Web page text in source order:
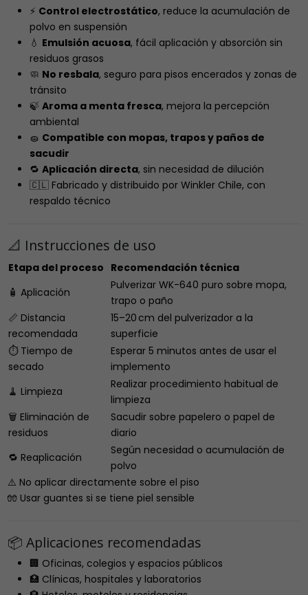
⚡ Control electrostático, reduce la acumulación de
polvo en suspensión
💧 Emulsión acuosa, fácil aplicación y absorción sin
residuos grasos
🧼 No resbala, seguro para pisos encerados y zonas de
tránsito
🍃 Aroma a menta fresca, mejora la percepción
ambiental
🧽 Compatible con mopas, trapos y paños de
sacudir
🔁 Aplicación directa, sin necesidad de dilución
🇨🇱 Fabricado y distribuido por Winkler Chile, con
respaldo técnico
📐 Instrucciones de uso
Etapa del proceso Recomendación técnica
🧴 Aplicación
Pulverizar WK-640 puro sobre mopa,
trapo o paño
📏 Distancia
recomendada
15–20 cm del pulverizador a la
superficie
⏱️ Tiempo de
secado
Esperar 5 minutos antes de usar el
implemento
🧹 Limpieza
Realizar procedimiento habitual de
limpieza
🗑️ Eliminación de
residuos
Sacudir sobre papelero o papel de
diario
🔁 Reaplicación
Según necesidad o acumulación de
polvo
⚠️ No aplicar directamente sobre el piso
🧤 Usar guantes si se tiene piel sensible
📦 Aplicaciones recomendadas
🏢 Oficinas, colegios y espacios públicos
🏥 Clínicas, hospitales y laboratorios